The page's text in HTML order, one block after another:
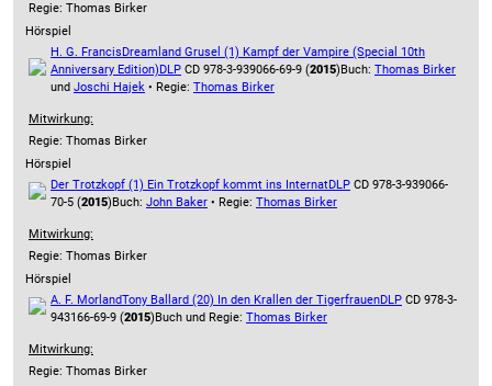
Regie: Thomas Birker
Hörspiel
H. G. FrancisDreamland Grusel (1) Kampf der Vampire (Special 10th
Anniversary Edition)DLP CD 978-3-939066-69-9 (2015)Buch: Thomas Birker
und Joschi Hajek • Regie: Thomas Birker
Mitwirkung:
Regie: Thomas Birker
Hörspiel
Der Trotzkopf (1) Ein Trotzkopf kommt ins InternatDLP CD 978-3-939066-
70-5 (2015)Buch: John Baker • Regie: Thomas Birker
Mitwirkung:
Regie: Thomas Birker
Hörspiel
A. F. MorlandTony Ballard (20) In den Krallen der TigerfrauenDLP CD 978-3-
943166-69-9 (2015)Buch und Regie: Thomas Birker
Mitwirkung:
Regie: Thomas Birker